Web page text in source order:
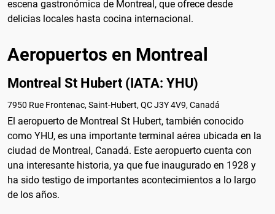
escena gastronómica de Montreal, que ofrece desde
delicias locales hasta cocina internacional.
Aeropuertos en Montreal
Montreal St Hubert (IATA: YHU)
7950 Rue Frontenac, Saint-Hubert, QC J3Y 4V9, Canadá
El aeropuerto de Montreal St Hubert, también conocido
como YHU, es una importante terminal aérea ubicada en la
ciudad de Montreal, Canadá. Este aeropuerto cuenta con
una interesante historia, ya que fue inaugurado en 1928 y
ha sido testigo de importantes acontecimientos a lo largo
de los años.